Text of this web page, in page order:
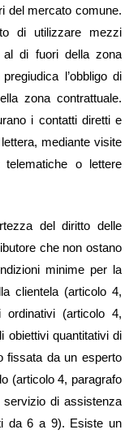
del mercato comune.
di utilizzare mezzi
al di fuori della zona
l’obbligo di
zona contrattuale.
i contatti diretti e
mediante visite
o lettere
del diritto delle
che non ostano
minime per la
clientela (articolo 4,
(articolo 4,
obiettivi quantitativi di
fissata da un esperto
(articolo 4, paragrafo
di assistenza
da 6 a 9). Esiste un